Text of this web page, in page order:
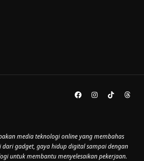
media teknologi online yang membahas
gadget, gaya hidup digital sampai dengan
untuk membantu menyelesaikan pekerjaan.